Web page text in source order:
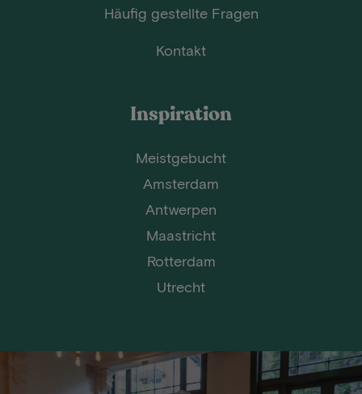
Häufig gestellte Fragen
Kontakt
Inspiration
Meistgebucht
Amsterdam
Antwerpen
Maastricht
Rotterdam
Utrecht